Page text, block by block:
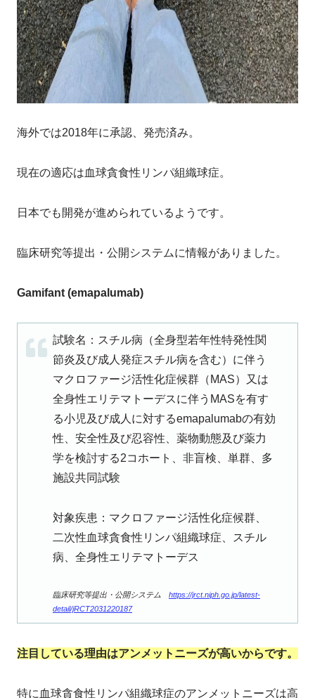
海外では2018年に承認、発売済み。
現在の適応は血球貪食性リンパ組織球症。
日本でも開発が進められているようです。
臨床研究等提出・公開システムに情報がありました。
Gamifant (emapalumab)
試験名：スチル病（全身型若年性特発性関
節炎及び成人発症スチル病を含む）に伴う
マクロファージ活性化症候群（MAS）又は
全身性エリテマトーデスに伴うMASを有す
る小児及び成人に対するemapalumabの有効
性、安全性及び忍容性、薬物動態及び薬力
学を検討する2コホート、非盲検、単群、多
施設共同試験
対象疾患：マクロファージ活性化症候群、
二次性血球貪食性リンパ組織球症、スチル
病、全身性エリテマトーデス
臨床研究等提出・公開システム https://jrct.niph.go.jp/latest-
detail/jRCT2031220187
注目している理由はアンメットニーズが高いからです。
特に血球貪食性リンパ組織球症のアンメットニーズは高